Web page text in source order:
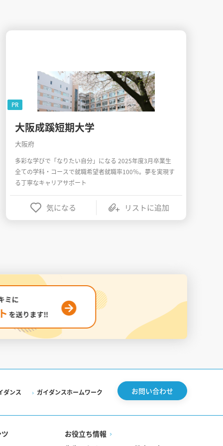
大阪成蹊短期大学
大阪府
多彩な学びで「なりたい自分」になる 2025年度3月卒業生
全ての学科・コースで就職希望者就職率100％。夢を実現す
る丁寧なキャリアサポート
気になる リストに追加
PR
ダンス ガイダンスホームワーク お問い合わせ
お役立ち情報